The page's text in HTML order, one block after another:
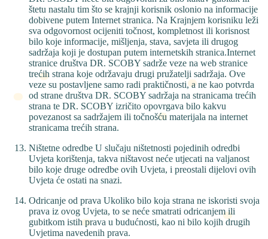
štetu nastalu tim što se krajnji korisnik oslonio na informacije
dobivene putem Internet stranica. Na Krajnjem korisniku leži
sva odgovornost ocijeniti točnost, kompletnost ili korisnost
bilo koje informacije, mišljenja, stava, savjeta ili drugog
sadržaja koji je dostupan putem internetskih stranica.Internet
stranice društva DR. SCOBY sadrže veze na web stranice
trećih strana koje održavaju drugi pružatelji sadržaja. Ove
veze su postavljene samo radi praktičnosti, a ne kao potvrda
od strane društva DR. SCOBY sadržaja na stranicama trećih
strana te DR. SCOBY izričito opovrgava bilo kakvu
povezanost sa sadržajem ili točnošću materijala na internet
stranicama trećih strana.
Ništetne odredbe U slučaju ništetnosti pojedinih odredbi
Uvjeta korištenja, takva ništavost neće utjecati na valjanost
bilo koje druge odredbe ovih Uvjeta, i preostali dijelovi ovih
Uvjeta će ostati na snazi.
Odricanje od prava Ukoliko bilo koja strana ne iskoristi svoja
prava iz ovog Uvjeta, to se neće smatrati odricanjem ili
gubitkom istih prava u budućnosti, kao ni bilo kojih drugih
Uvjetima navedenih prava.